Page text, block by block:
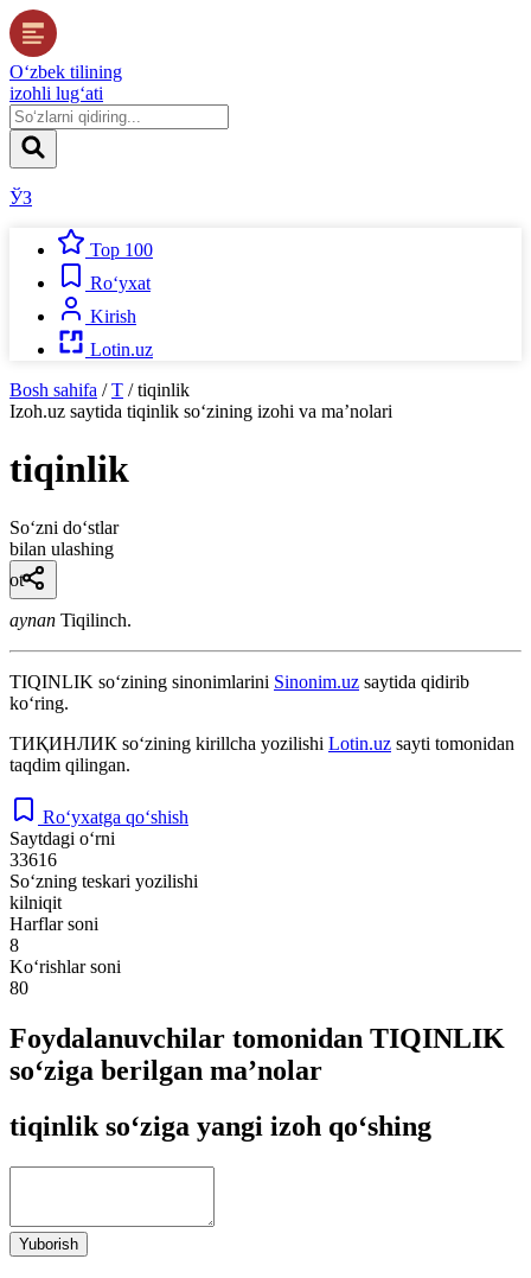
O‘zbek tilining
izohli lug‘ati
ЎЗ
Top 100
Ro‘yxat
Kirish
Lotin.uz
Bosh sahifa / T / tiqinlik
Izoh.uz saytida tiqinlik so‘zining izohi va ma’nolari
tiqinlik
So‘zni do‘stlar
bilan ulashing
ot
aynan Tiqilinch.
TIQINLIK so‘zining sinonimlarini Sinonim.uz saytida qidirib
ko‘ring.
ТИҚИНЛИК so‘zining kirillcha yozilishi Lotin.uz sayti tomonidan
taqdim qilingan.
Ro‘yxatga qo‘shish
Saytdagi o‘rni
33616
So‘zning teskari yozilishi
kilniqit
Harflar soni
8
Ko‘rishlar soni
80
Foydalanuvchilar tomonidan TIQINLIK
so‘ziga berilgan ma’nolar
tiqinlik so‘ziga yangi izoh qo‘shing
Yuborish